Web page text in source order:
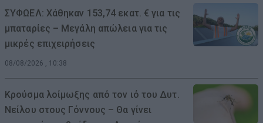
ΣΥΦΩΕΛ: Χάθηκαν 153,74 εκατ. € για τις
μπαταρίες – Μεγάλη απώλεια για τις
μικρές επιχειρήσεις
08/08/2026 , 10:38
Κρούσμα λοίμωξης από τον ιό του Δυτ.
Νείλου στους Γόννους – Θα γίνει